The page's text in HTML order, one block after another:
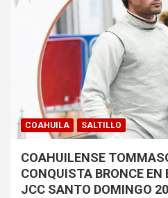
COAHUILA SALTILLO
COAHUILENSE
CONQUISTA BRONCE EN
JCC SANTO DOMINGO